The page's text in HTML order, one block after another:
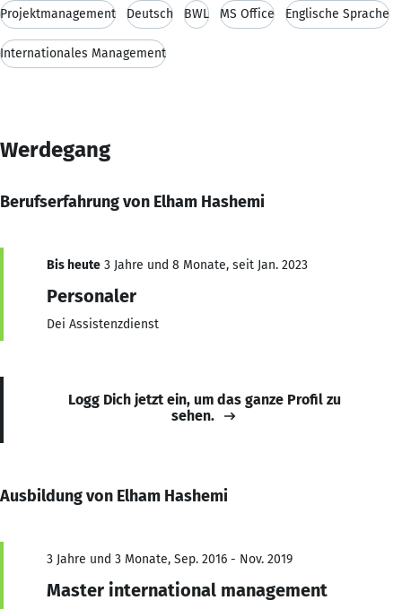
Projektmanagement Deutsch BWL MS Office Englische Sprache
Internationales Management
Werdegang
Berufserfahrung von Elham Hashemi
Bis heute 3 Jahre und 8 Monate, seit Jan. 2023
Personaler
Dei Assistenzdienst
Logg Dich jetzt ein, um das ganze Profil zu
sehen.
Ausbildung von Elham Hashemi
3 Jahre und 3 Monate, Sep. 2016 - Nov. 2019
Master international management